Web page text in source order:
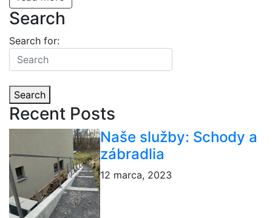
Search
Search for:
Search
Recent Posts
Naše služby: Schody a
zábradlia
12 marca, 2023